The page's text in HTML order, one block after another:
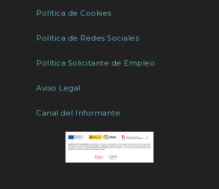
Política de Cookies
Política de Redes Sociales
Política Solicitante de Empleo
Aviso Legal
Canal del Informante